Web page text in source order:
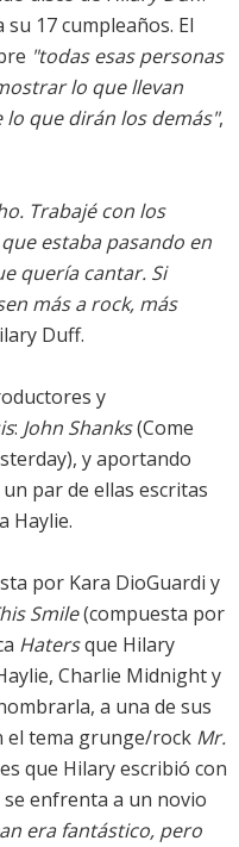
17 cumpleaños. El
"todas esas personas
lo que llevan
que dirán los demás",
Trabajé con los
estaba pasando en
quería cantar. Si
más a rock, más
Duff.
y
: John Shanks(Come
y aportando
par de ellas escritas
Haylie.
por Kara DioGuardi y
Smile(compuesta por
Hatersque Hilary
Charlie Midnight y
a una de sus
el tema grunge/rock Mr.
que Hilary escribió con
se enfrenta a un novio
era fantástico, pero